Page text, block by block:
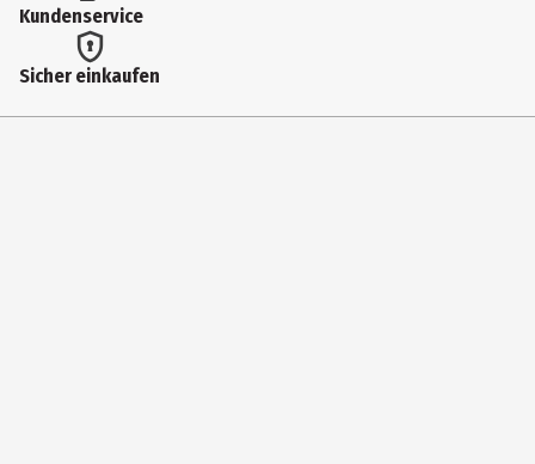
Kundenservice
Sicher einkaufen